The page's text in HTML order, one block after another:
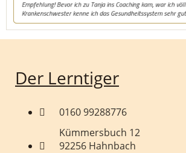
Der Lerntiger
0160 99288776
Kümmersbuch 12
92256 Hahnbach